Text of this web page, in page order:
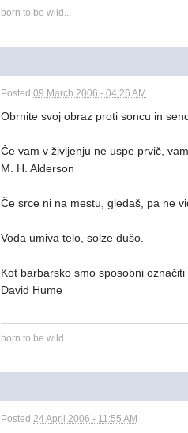
born to be wild...
Posted09 March 2006 - 04:26 AM
Obrnite svoj obraz proti soncu in
Če vam v življenju ne uspe prvič,
M. H. Alderson
Če srce ni na mestu, gledaš, pa ne
Voda umiva telo, solze dušo.
Kot barbarsko smo sposobni
David Hume
born to be wild...
Posted24 April 2006 - 11:55 AM